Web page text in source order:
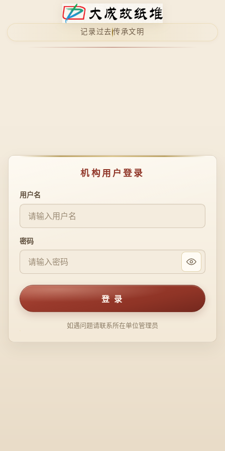
记录过去 传承文明
机构用户登录
登录凭据
用户名
密码
登 录
如遇问题请联系所在单位管理员